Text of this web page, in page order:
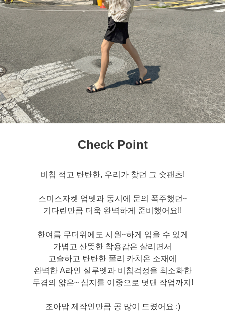
Check Point
비침 적고 탄탄한, 우리가 찾던 그 숏팬츠!
스미스자켓 업뎃과 동시에 문의 폭주했던~
기다린만큼 더욱 완벽하게 준비했어요!!
한여름 무더위에도 시원~하게 입을 수 있게
가볍고 산뜻한 착용감은 살리면서
고슬하고 탄탄한 폴리 카치온 소재에
완벽한 A라인 실루엣과 비침걱정을 최소화한
두겹의 얇은~ 심지를 이중으로 덧댄 작업까지!
조아맘 제작인만큼 공 많이 드렸어요 :)